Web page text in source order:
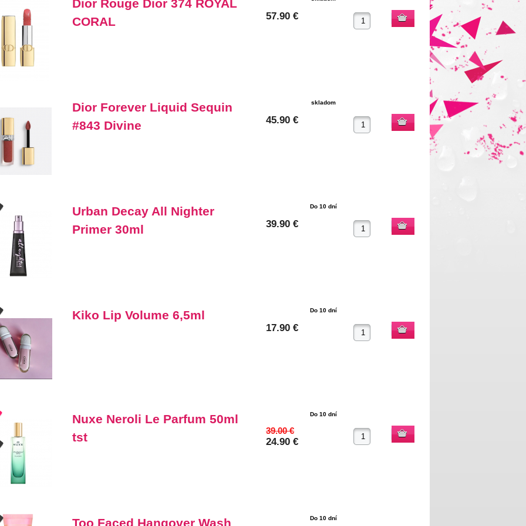
Dior Rouge Dior 374 ROYAL
CORAL
57.90 €
Dior Forever Liquid Sequin
#843 Divine
skladom
45.90 €
Urban Decay All Nighter
Primer 30ml
Do 10 dní
39.90 €
Kiko Lip Volume 6,5ml Do 10 dní
17.90 €
Nuxe Neroli Le Parfum 50ml
tst
Do 10 dní
39.00 €
24.90 €
Too Faced Hangover Wash Do 10 dní